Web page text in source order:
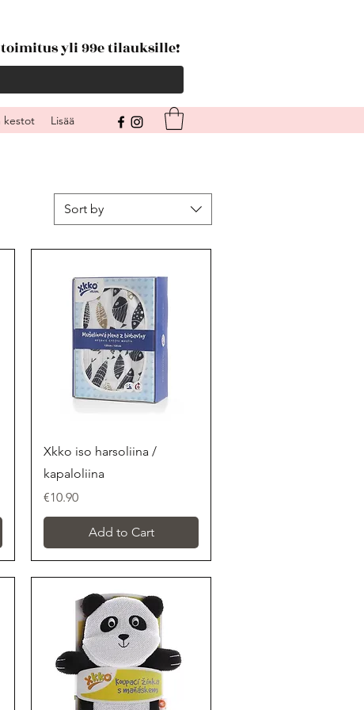
yli 99e tilauksille!
kestot Lisää
Sort by
Quick View
Xkko iso harsoliina /
kapaloliina
Price
€10.90
Add to Cart